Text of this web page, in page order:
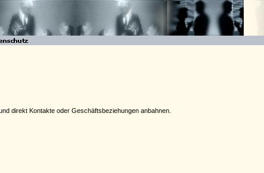
direkt Kontakte oder Geschäftsbeziehungen anbahnen.